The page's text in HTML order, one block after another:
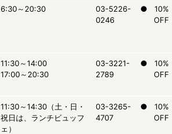
6:30～20:30
03-5226-
0246
●
10%
OFF
11:30～14:00
17:00～20:30
03-3221-
2789
●
10%
OFF
11:30～14:30（土・日・
祝日は、ランチビュッフ
ェ）
03-3265-
4707
●
10%
OFF